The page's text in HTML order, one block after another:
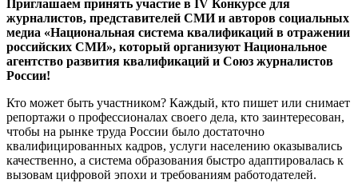
Приглашаем принять участие в IV Конкурсе для
журналистов, представителей СМИ и авторов социальных
медиа «Национальная система квалификаций в отражении
российских СМИ», который организуют Национальное
агентство развития квалификаций и Союз журналистов
России!
Кто может быть участником? Каждый, кто пишет или снимает
репортажи о профессионалах своего дела, кто заинтересован,
чтобы на рынке труда России было достаточно
квалифицированных кадров, услуги населению оказывались
качественно, а система образования быстро адаптировалась к
вызовам цифровой эпохи и требованиям работодателей.